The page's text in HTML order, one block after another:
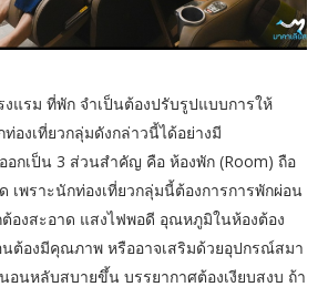
แรม ที่พัก จำเป็นต้องปรับรูปแบบการให้
องเที่ยวกลุ่มดังกล่าวนี้ได้อย่างมี
กเป็น 3 ส่วนสำคัญ คือ ห้องพัก (Room) ถือ
พราะนักท่องเที่ยวกลุ่มนี้ต้องการการพักผ่อน
องสะอาด แสงไฟพอดี อุณหภูมิในห้องต้อง
นต้องมีคุณภาพ หรืออาจเสริมด้วยอุปกรณ์สมา
อนหลับสบายขึ้น บรรยากาศต้องเงียบสงบ ถ้า